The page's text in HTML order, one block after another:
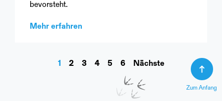
bevorsteht.
Mehr erfahren
1 2 3 4 5 6 Nächste
Zum Anfang